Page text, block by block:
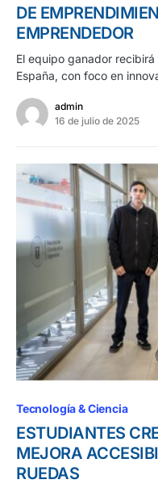
DE
EMPRENDEDOR
El equipo ganador
España, con foco en
admin
16 de julio de 2025
Tecnología & Ciencia
ESTUDIANTES
MEJORA
RUEDAS